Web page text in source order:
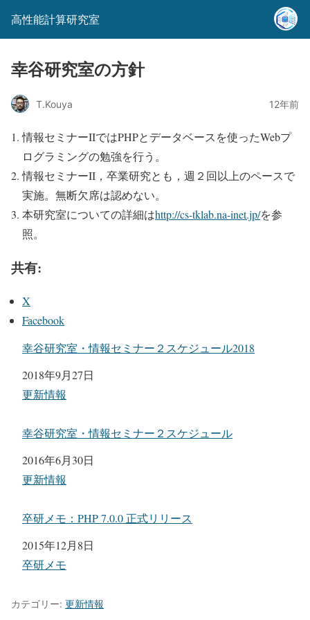
高性能計算研究室
幸谷研究室の方針
T.Kouya 12年前
情報セミナーIIではPHPとデータベースを使ったWebプ
ログラミングの勉強を行う。
情報セミナーII，卒業研究とも，週２回以上のペースで
実施。無断欠席は認めない。
本研究室についての詳細はhttp://cs-tklab.na-inet.jp/を参
照。
共有:
X
Facebook
幸谷研究室・情報セミナー２スケジュール2018
日付
2018年9月27日
関連理由
更新情報
幸谷研究室・情報セミナー２スケジュール
日付
2016年6月30日
関連理由
更新情報
卒研メモ：PHP 7.0.0 正式リリース
日付
2015年12月8日
関連理由
卒研メモ
カテゴリー: 更新情報